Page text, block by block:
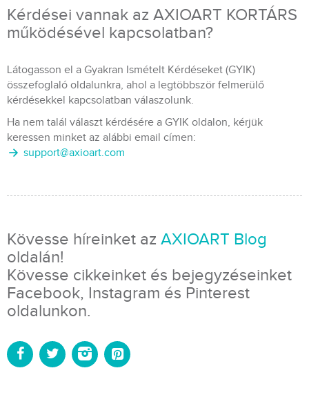
Kérdései vannak az AXIOART KORTÁRS
működésével kapcsolatban?
Látogasson el a Gyakran Ismételt Kérdéseket (GYIK)
összefoglaló oldalunkra, ahol a legtöbbször felmerülő
kérdésekkel kapcsolatban válaszolunk.
Ha nem talál választ kérdésére a GYIK oldalon, kérjük
keressen minket az alábbi email címen:
support@axioart.com
Kövesse híreinket az AXIOART Blog
oldalán!
Kövesse cikkeinket és bejegyzéseinket
Facebook, Instagram és Pinterest
oldalunkon.